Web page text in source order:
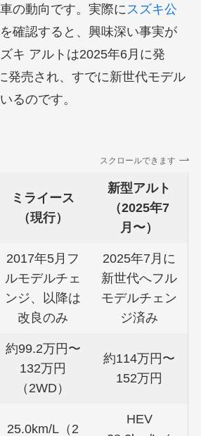
の動向です。実際にスズキ公
を確認すると、興味深い事実が
キ アルトは2025年6月に発
発売され、すでに新世代モデル
るのです。
スクロールできます
ミライース
（現行）
新型アルト
（2025年7
月〜）
2017年5月フ
ルモデルチェ
ンジ、以降は
改良のみ
2025年7月に
新世代へフル
モデルチェン
ジ済み
約99.2万円〜
132万円
（2WD）
約114万円〜
152万円
25.0km/L（2
HEV